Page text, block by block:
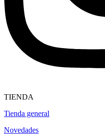
TIENDA
Tienda general
Novedades